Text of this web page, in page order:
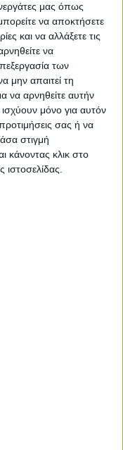
μας όπως
να αποκτήσετε
και να αλλάξετε τις
να
των
μην απαιτεί τη
να αρνηθείτε αυτήν
μόνο για αυτόν
σας ή να
στιγμή
κάνοντας κλικ στο
της Καρδίτσας